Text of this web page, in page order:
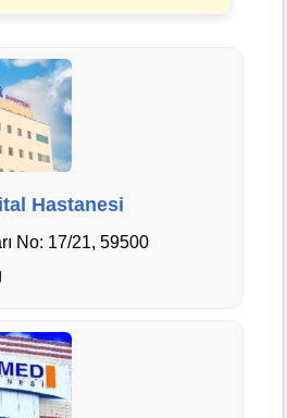
Hastanesi
No: 17/21, 59500